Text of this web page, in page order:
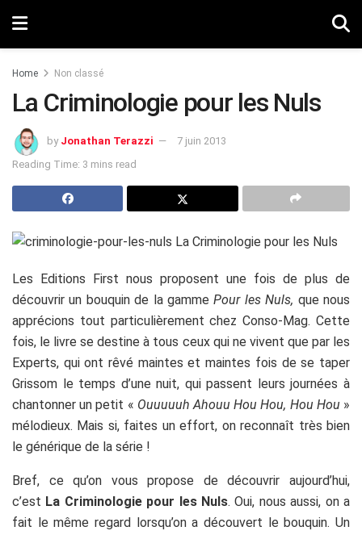
Home Non classé
La Criminologie pour les Nuls
by Jonathan Terazzi
7 juin 2013
Reading Time: 3 mins read
Les Editions First nous proposent une fois de plus de
découvrir un bouquin de la gammePour les Nuls, que nous
apprécions tout particulièrement chez Conso-Mag. Cette
fois, le livre se destine à tous ceux qui ne vivent que par les
Experts, qui ont rêvé maintes et maintes fois de se taper
Grissom le temps d’une nuit, qui passent leurs journées à
chantonner un petit « Ouuuuuh Ahouu Hou Hou, Hou Hou »
mélodieux. Mais si, faites un effort, on reconnaît très bien
le générique de la série !
Bref, ce qu’on vous propose de découvrir aujourd’hui,
c’est La Criminologie pour les Nuls. Oui, nous aussi, on a
fait le même regard lorsqu’on a découvert le bouquin. Un